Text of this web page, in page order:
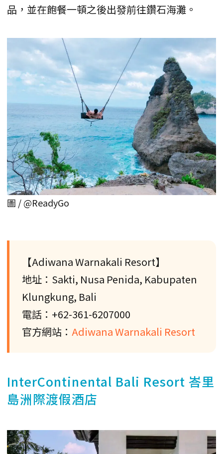
品，並在飽餐一頓之後出發前往鑽石海灘。
圖 / @ReadyGo
【Adiwana Warnakali Resort】
地址：Sakti, Nusa Penida, Kabupaten
Klungkung, Bali
電話：+62-361-6207000
官方網站： Adiwana Warnakali Resort
InterContinental Bali Resort 峇里
島洲際渡假酒店